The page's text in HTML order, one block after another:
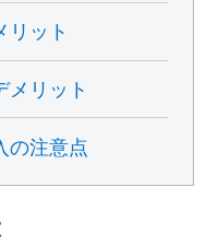
リット
メリット
の注意点